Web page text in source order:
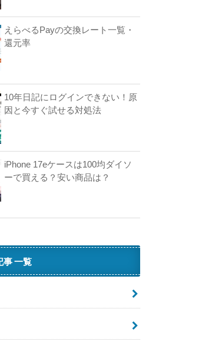
えらべるPayの交換レート一覧・
還元率
10年日記にログインできない！原
因と今すぐ試せる対処法
iPhone 17eケースは100均ダイソ
ーで買える？安い商品は？
事 一覧